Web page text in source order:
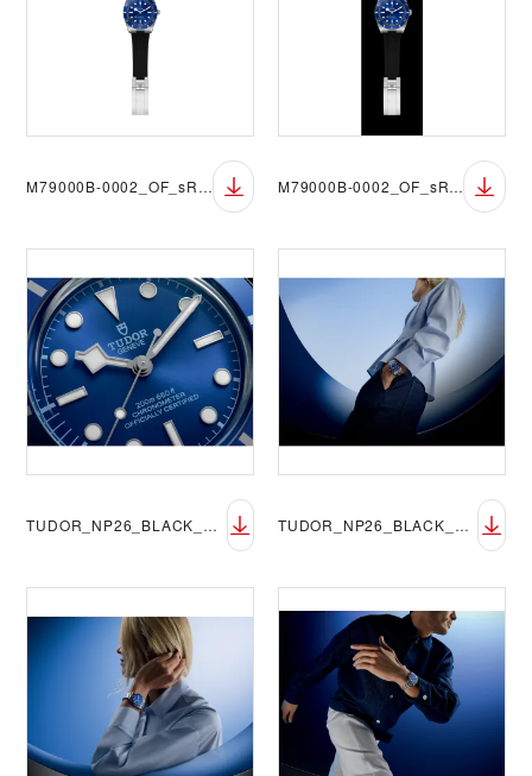
M79000B-0002_OF_sRGB_BGW M79000B-0002_OF_sRGB_BGB
TUDOR_NP26_BLACK_BAY_54_BLUE_LIFESTYLE_1 TUDOR_NP26_BLACK_BAY_54_BLUE_LIFESTYLE_2